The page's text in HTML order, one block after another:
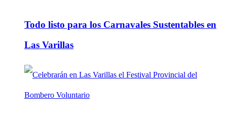
Todo listo para los Carnavales Sustentables en
Las Varillas